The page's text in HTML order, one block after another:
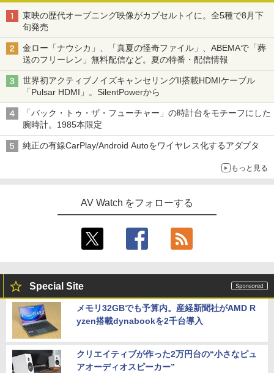
東映の歴代オープニング映像がカプセルトイに。全5種で8月下
旬発売
金ロー「ナウシカ」、「真夏の怪奇ファイル」、ABEMAで「葬
送のフリーレン」無料配信など。夏の特番・配信情報
世界初アクティブノイズキャンセリングII搭載HDMIケーブル
「Pulsar HDMI」。SilentPowerから
「バック・トゥ・ザ・フューチャー」の時計台をモチーフにした
腕時計。1985本限定
純正の有線CarPlay/Android Autoをワイヤレス化するアダプタ
もっと見る
AV Watch をフォローする
Special Site
メモリ32GBでも予算内。産経新聞社がAMD R
yzen搭載dynabookを2千台導入
クリエイティブが作った2万円台の“小さなピュ
アオーディオスピーカー”